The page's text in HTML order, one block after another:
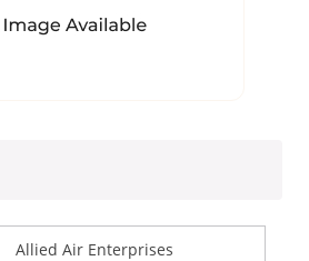
Allied Air Enterprises